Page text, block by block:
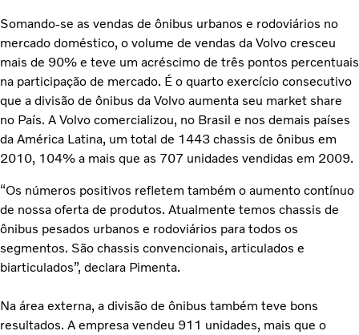
Somando-se as vendas de ônibus urbanos e rodoviários no
mercado doméstico, o volume de vendas da Volvo cresceu
mais de 90% e teve um acréscimo de três pontos percentuais
na participação de mercado. É o quarto exercício consecutivo
que a divisão de ônibus da Volvo aumenta seu market share
no País. A Volvo comercializou, no Brasil e nos demais países
da América Latina, um total de 1443 chassis de ônibus em
2010, 104% a mais que as 707 unidades vendidas em 2009.
“Os números positivos refletem também o aumento contínuo
de nossa oferta de produtos. Atualmente temos chassis de
ônibus pesados urbanos e rodoviários para todos os
segmentos. São chassis convencionais, articulados e
biarticulados”, declara Pimenta.
Na área externa, a divisão de ônibus também teve bons
resultados. A empresa vendeu 911 unidades, mais que o